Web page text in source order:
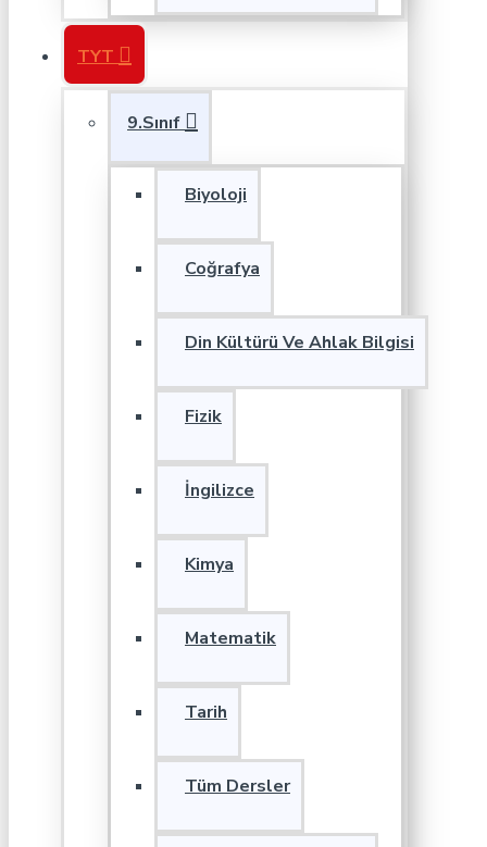
TYT
9.Sınıf
Biyoloji
Coğrafya
Din Kültürü Ve Ahlak Bilgisi
Fizik
İngilizce
Kimya
Matematik
Tarih
Tüm Dersler